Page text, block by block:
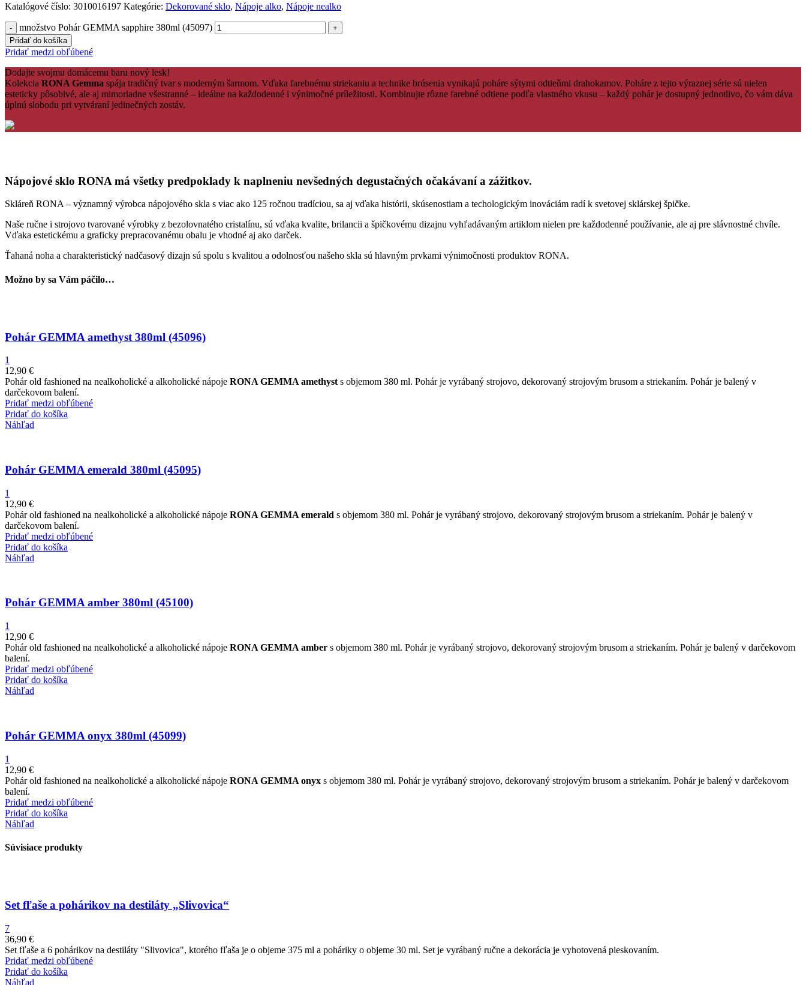
Katalógové číslo: 3010016197 Kategórie: Dekorované sklo, Nápoje alko, Nápoje nealko
množstvo Pohár GEMMA sapphire 380ml (45097)
Pridať do košíka
Pridať medzi obľúbené
Dodajte svojmu domácemu baru nový lesk!
Kolekcia RONA Gemma spája tradičný tvar s moderným šarmom. Vďaka farebnému striekaniu a technike brúsenia vynikajú poháre sýtymi odtieňmi drahokamov. Poháre z tejto výraznej série sú nielen
esteticky pôsobivé, ale aj mimoriadne všestranné – ideálne na každodenné i výnimočné príležitosti. Kombinujte rôzne farebné odtiene podľa vlastného vkusu – každý pohár je dostupný jednotlivo, čo vám dáva
úplnú slobodu pri vytváraní jedinečných zostáv.
Nápojové sklo RONA má všetky predpoklady k naplneniu nevšedných degustačných očakávaní a zážitkov.
Skláreň RONA – významný výrobca nápojového skla s viac ako 125 ročnou tradíciou, sa aj vďaka histórii, skúsenostiam a techologickým inováciám radí k svetovej sklárskej špičke.
Naše ručne i strojovo tvarované výrobky z bezolovnatého cristalínu, sú vďaka kvalite, brilancii a špičkovému dizajnu vyhľadávaným artiklom nielen pre každodenné používanie, ale aj pre slávnostné chvíle.
Vďaka estetickému a graficky prepracovanému obalu je vhodné aj ako darček.
Ťahaná noha a charakteristický nadčasový dizajn sú spolu s kvalitou a odolnosťou našeho skla sú hlavným prvkami výnimočnosti produktov RONA.
Možno by sa Vám páčilo…
Pohár GEMMA amethyst 380ml (45096)
1
12,90 €
Pohár old fashioned na nealkoholické a alkoholické nápoje RONA GEMMA amethyst s objemom 380 ml. Pohár je vyrábaný strojovo, dekorovaný strojovým brusom a striekaním. Pohár je balený v
darčekovom balení.
Pridať medzi obľúbené
Pridať do košíka
Náhľad
Pohár GEMMA emerald 380ml (45095)
1
12,90 €
Pohár old fashioned na nealkoholické a alkoholické nápoje RONA GEMMA emerald s objemom 380 ml. Pohár je vyrábaný strojovo, dekorovaný strojovým brusom a striekaním. Pohár je balený v
darčekovom balení.
Pridať medzi obľúbené
Pridať do košíka
Náhľad
Pohár GEMMA amber 380ml (45100)
1
12,90 €
Pohár old fashioned na nealkoholické a alkoholické nápoje RONA GEMMA amber s objemom 380 ml. Pohár je vyrábaný strojovo, dekorovaný strojovým brusom a striekaním. Pohár je balený v darčekovom
balení.
Pridať medzi obľúbené
Pridať do košíka
Náhľad
Pohár GEMMA onyx 380ml (45099)
1
12,90 €
Pohár old fashioned na nealkoholické a alkoholické nápoje RONA GEMMA onyx s objemom 380 ml. Pohár je vyrábaný strojovo, dekorovaný strojovým brusom a striekaním. Pohár je balený v darčekovom
balení.
Pridať medzi obľúbené
Pridať do košíka
Náhľad
Súvisiace produkty
Set fľaše a pohárikov na destiláty „Slivovica“
7
36,90 €
Set fľaše a 6 pohárikov na destiláty "Slivovica", ktorého fľaša je o objeme 375 ml a poháriky o objeme 30 ml. Set je vyrábaný ručne a dekorácia je vyhotovená pieskovaním.
Pridať medzi obľúbené
Pridať do košíka
Náhľad